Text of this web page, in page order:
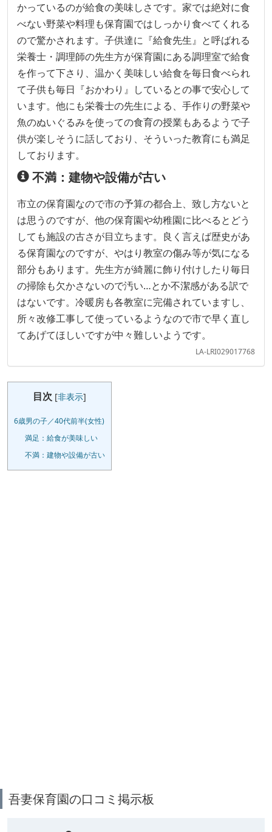
かっているのが給食の美味しさです。家では絶対に食
べない野菜や料理も保育園ではしっかり食べてくれる
ので驚かされます。子供達に『給食先生』と呼ばれる
栄養士・調理師の先生方が保育園にある調理室で給食
を作って下さり、温かく美味しい給食を毎日食べられ
て子供も毎日『おかわり』しているとの事で安心して
います。他にも栄養士の先生による、手作りの野菜や
魚のぬいぐるみを使っての食育の授業もあるようで子
供が楽しそうに話しており、そういった教育にも満足
しております。
不満：建物や設備が古い
市立の保育園なので市の予算の都合上、致し方ないと
は思うのですが、他の保育園や幼稚園に比べるとどう
しても施設の古さが目立ちます。良く言えば歴史があ
る保育園なのですが、やはり教室の傷み等が気になる
部分もあります。先生方が綺麗に飾り付けしたり毎日
の掃除も欠かさないので汚い…とか不潔感がある訳で
はないです。冷暖房も各教室に完備されていますし、
所々改修工事して使っているようなので市で早く直し
てあげてほしいですが中々難しいようです。
LA-LRI029017768
目次 [非表示]
6歳男の子／40代前半(女性)
満足：給食が美味しい
不満：建物や設備が古い
吾妻保育園の口コミ掲示板